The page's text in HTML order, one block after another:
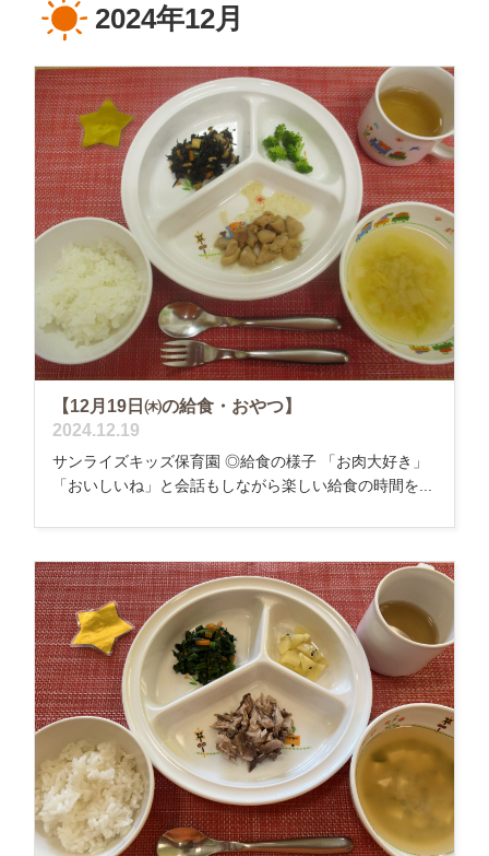
2024年12月
【12月19日㈭の給食・おやつ】
2024.12.19
サンライズキッズ保育園 ◎給食の様子 「お肉大好き」
「おいしいね」と会話もしながら楽しい給食の時間を...